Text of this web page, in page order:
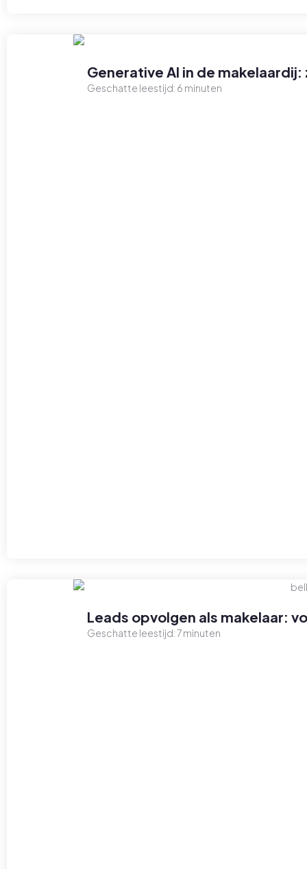
Generative AI in de
Geschatte leestijd: 6 minuten
Leads opvolgen als makelaar:
Geschatte leestijd:7minuten